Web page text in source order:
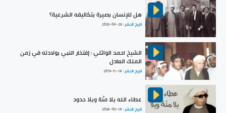
هل للإنسان بصيرة بتكاليفه الشرعية؟
تاريخ النشر :2023-04-28
الشيخ احمد الوائلي : إفتخار النبي بولادته في زمن
الملك العادل
تاريخ النشر : 2019-11-14
عطاء الله بلا منّة وبلا حدود
تاريخ النشر : 2024-05-14